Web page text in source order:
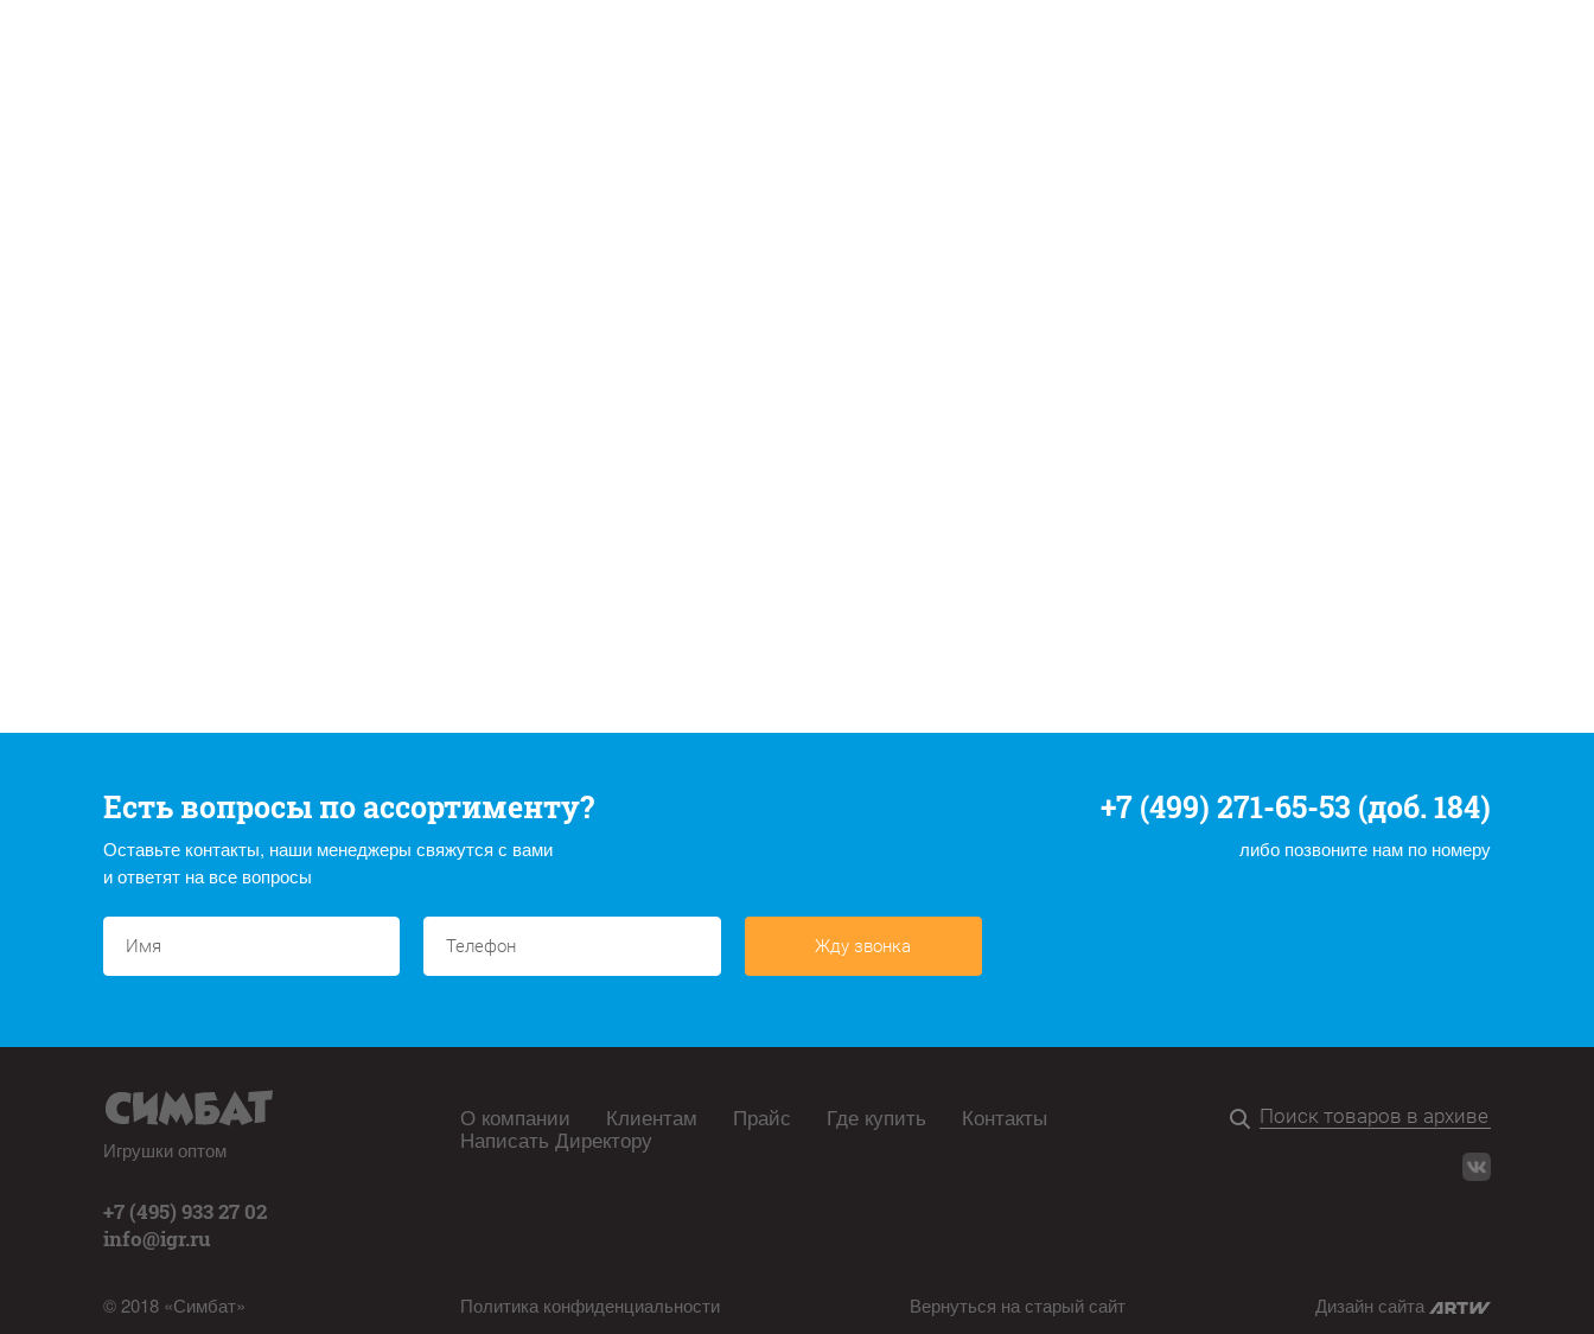
Есть вопросы по ассортименту?
Оставьте контакты, наши менеджеры свяжутся с вами
и ответят на все вопросы
+7 (499) 271-65-53 (доб. 184)
либо позвоните нам по номеру
Жду звонка
Игрушки оптом
+7 (495) 933 27 02
info@igr.ru
© 2018 «Симбат»
О компании Клиентам Прайс Где купить Контакты
Написать Директору
Политика конфиденциальности Вернуться на старый сайт Дизайн сайта